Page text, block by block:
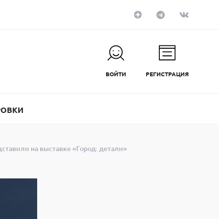
ВОЙТИ РЕГИСТРАЦИЯ
на выставке «Город: детали»